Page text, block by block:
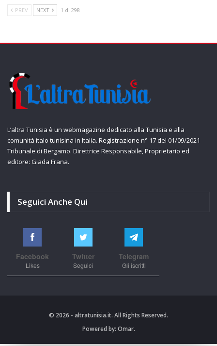
PREV NEXT 1 di 298
L’altra Tunisia è un webmagazine dedicato alla Tunisia e alla
comunità italo tunisina in Italia. Registrazione n° 17 del 01/09/2021
Tribunale di Bergamo. Direttrice Responsabile, Proprietario ed
editore: Giada Frana.
Seguici Anche Qui
Facebook
Likes
Twitter
Seguici
Telegram
Gli iscritti
© 2026 - altratunisia.it. All Rights Reserved.
Powered by: Omar.